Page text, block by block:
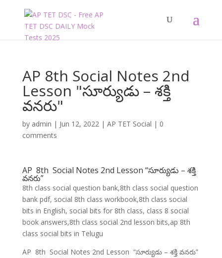
AP 8th Social Notes 2nd
Lesson "సూర్యుడు – శక్తి
వనరు"
by admin | Jun 12, 2022| AP TET Social | 0
comments
AP 8th Social Notes 2nd Lesson “సూర్యుడు – శక్తి
వనరు”
8th class social question bank,8th class social question
bank pdf, social 8th class workbook,8th class social
bits in English, social bits for 8th class, class 8 social
book answers,8th class social 2nd lesson bits,ap 8th
class social bits in Telugu
AP 8th Social Notes 2nd Lesson “సూర్యుడు – శక్తి వనరు”